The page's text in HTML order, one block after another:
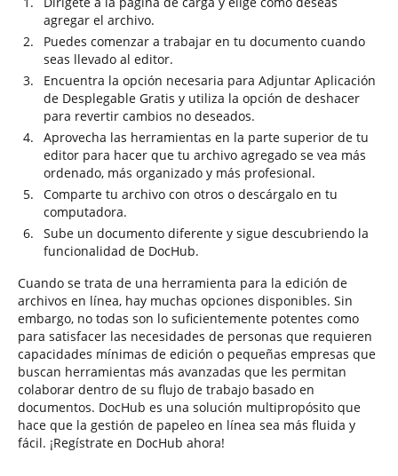
agregar el archivo.
Puedes comenzar a trabajar en tu documento cuando
seas llevado al editor.
Encuentra la opción necesaria para Adjuntar Aplicación
de Desplegable Gratis y utiliza la opción de deshacer
para revertir cambios no deseados.
Aprovecha las herramientas en la parte superior de tu
editor para hacer que tu archivo agregado se vea más
ordenado, más organizado y más profesional.
Comparte tu archivo con otros o descárgalo en tu
computadora.
Sube un documento diferente y sigue descubriendo la
funcionalidad de DocHub.
Cuando se trata de una herramienta para la edición de
archivos en línea, hay muchas opciones disponibles. Sin
embargo, no todas son lo suficientemente potentes como
para satisfacer las necesidades de personas que requieren
capacidades mínimas de edición o pequeñas empresas que
buscan herramientas más avanzadas que les permitan
colaborar dentro de su flujo de trabajo basado en
documentos. DocHub es una solución multipropósito que
hace que la gestión de papeleo en línea sea más fluida y
fácil. ¡Regístrate en DocHub ahora!